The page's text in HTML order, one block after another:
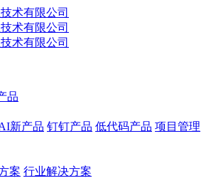
品
新产品 钉钉产品 低代码产品 项目管理
案 行业解决方案